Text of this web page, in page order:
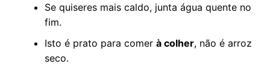
Se quiseres mais caldo, junta água quente no
fim.
Isto é prato para comer à colher, não é arroz
seco.